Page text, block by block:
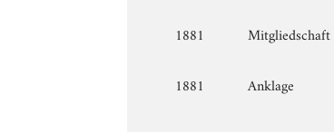
1881 Mitgliedschaft
1881 Anklage